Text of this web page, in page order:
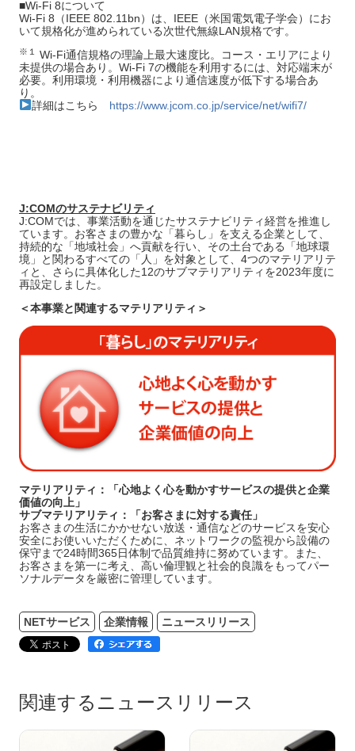
■Wi-Fi 8について
Wi‑Fi 8（IEEE 802.11bn）は、IEEE（米国電気電子学会）にお
いて規格化が進められている次世代無線LAN規格です。
※１
Wi-Fi通信規格の理論上最大速度比。コース・エリアにより
未提供の場合あり。Wi-Fi 7の機能を利用するには、対応端末が
必要。利用環境・利用機器により通信速度が低下する場合あ
り。
詳細はこちら https://www.jcom.co.jp/service/net/wifi7/
J:COMのサステナビリティ
J:COMでは、事業活動を通じたサステナビリティ経営を推進し
ています。お客さまの豊かな「暮らし」を支える企業として、
持続的な「地域社会」へ貢献を行い、その土台である「地球環
境」と関わるすべての「人」を対象として、4つのマテリアリテ
ィと、さらに具体化した12のサブマテリアリティを2023年度に
再設定しました。
＜本事業と関連するマテリアリティ＞
マテリアリティ：「心地よく心を動かすサービスの提供と企業
価値の向上」
サブマテリアリティ：「お客さまに対する責任」
お客さまの生活にかかせない放送・通信などのサービスを安心
安全にお使いいただくために、ネットワークの監視から設備の
保守まで24時間365日体制で品質維持に努めています。また、
お客さまを第一に考え、高い倫理観と社会的良識をもってパー
ソナルデータを厳密に管理しています。
NETサービス 企業情報 ニュースリリース
関連するニュースリリース